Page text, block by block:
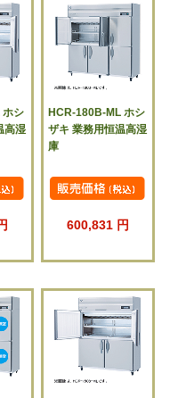
ホシ
高湿
HCR-180B-ML ホシ
ザキ 業務用恒温高湿
庫
600,831 円